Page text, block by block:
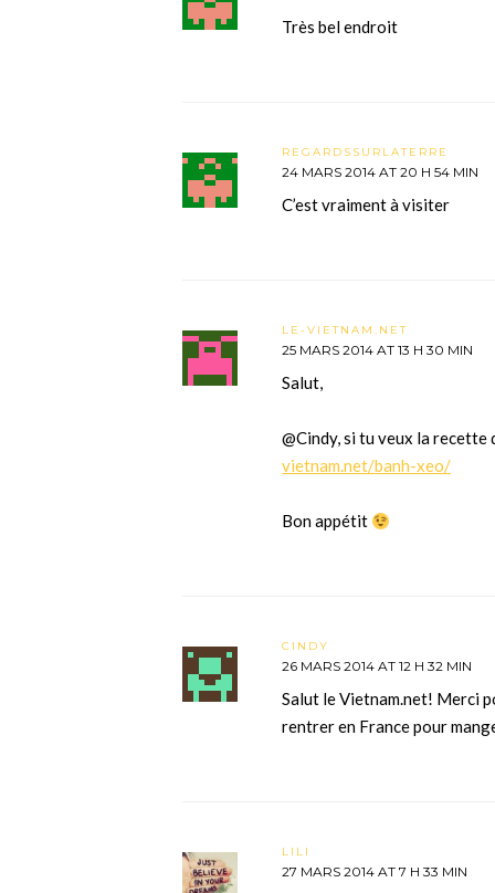
Très bel endroit
REGARDSSURLATERRE
24 MARS 2014 AT 20 H 54 MIN
C’est vraiment à visiter
LE-VIETNAM.NET
25 MARS 2014 AT 13 H 30 MIN
Salut,
@Cindy, si tu veux la recette
vietnam.net/banh-xeo/
Bon appétit
CINDY
26 MARS 2014 AT 12 H 32 MIN
Salut le Vietnam.net! Merci
rentrer en France pour
LILI
27 MARS 2014 AT 7 H 33 MIN